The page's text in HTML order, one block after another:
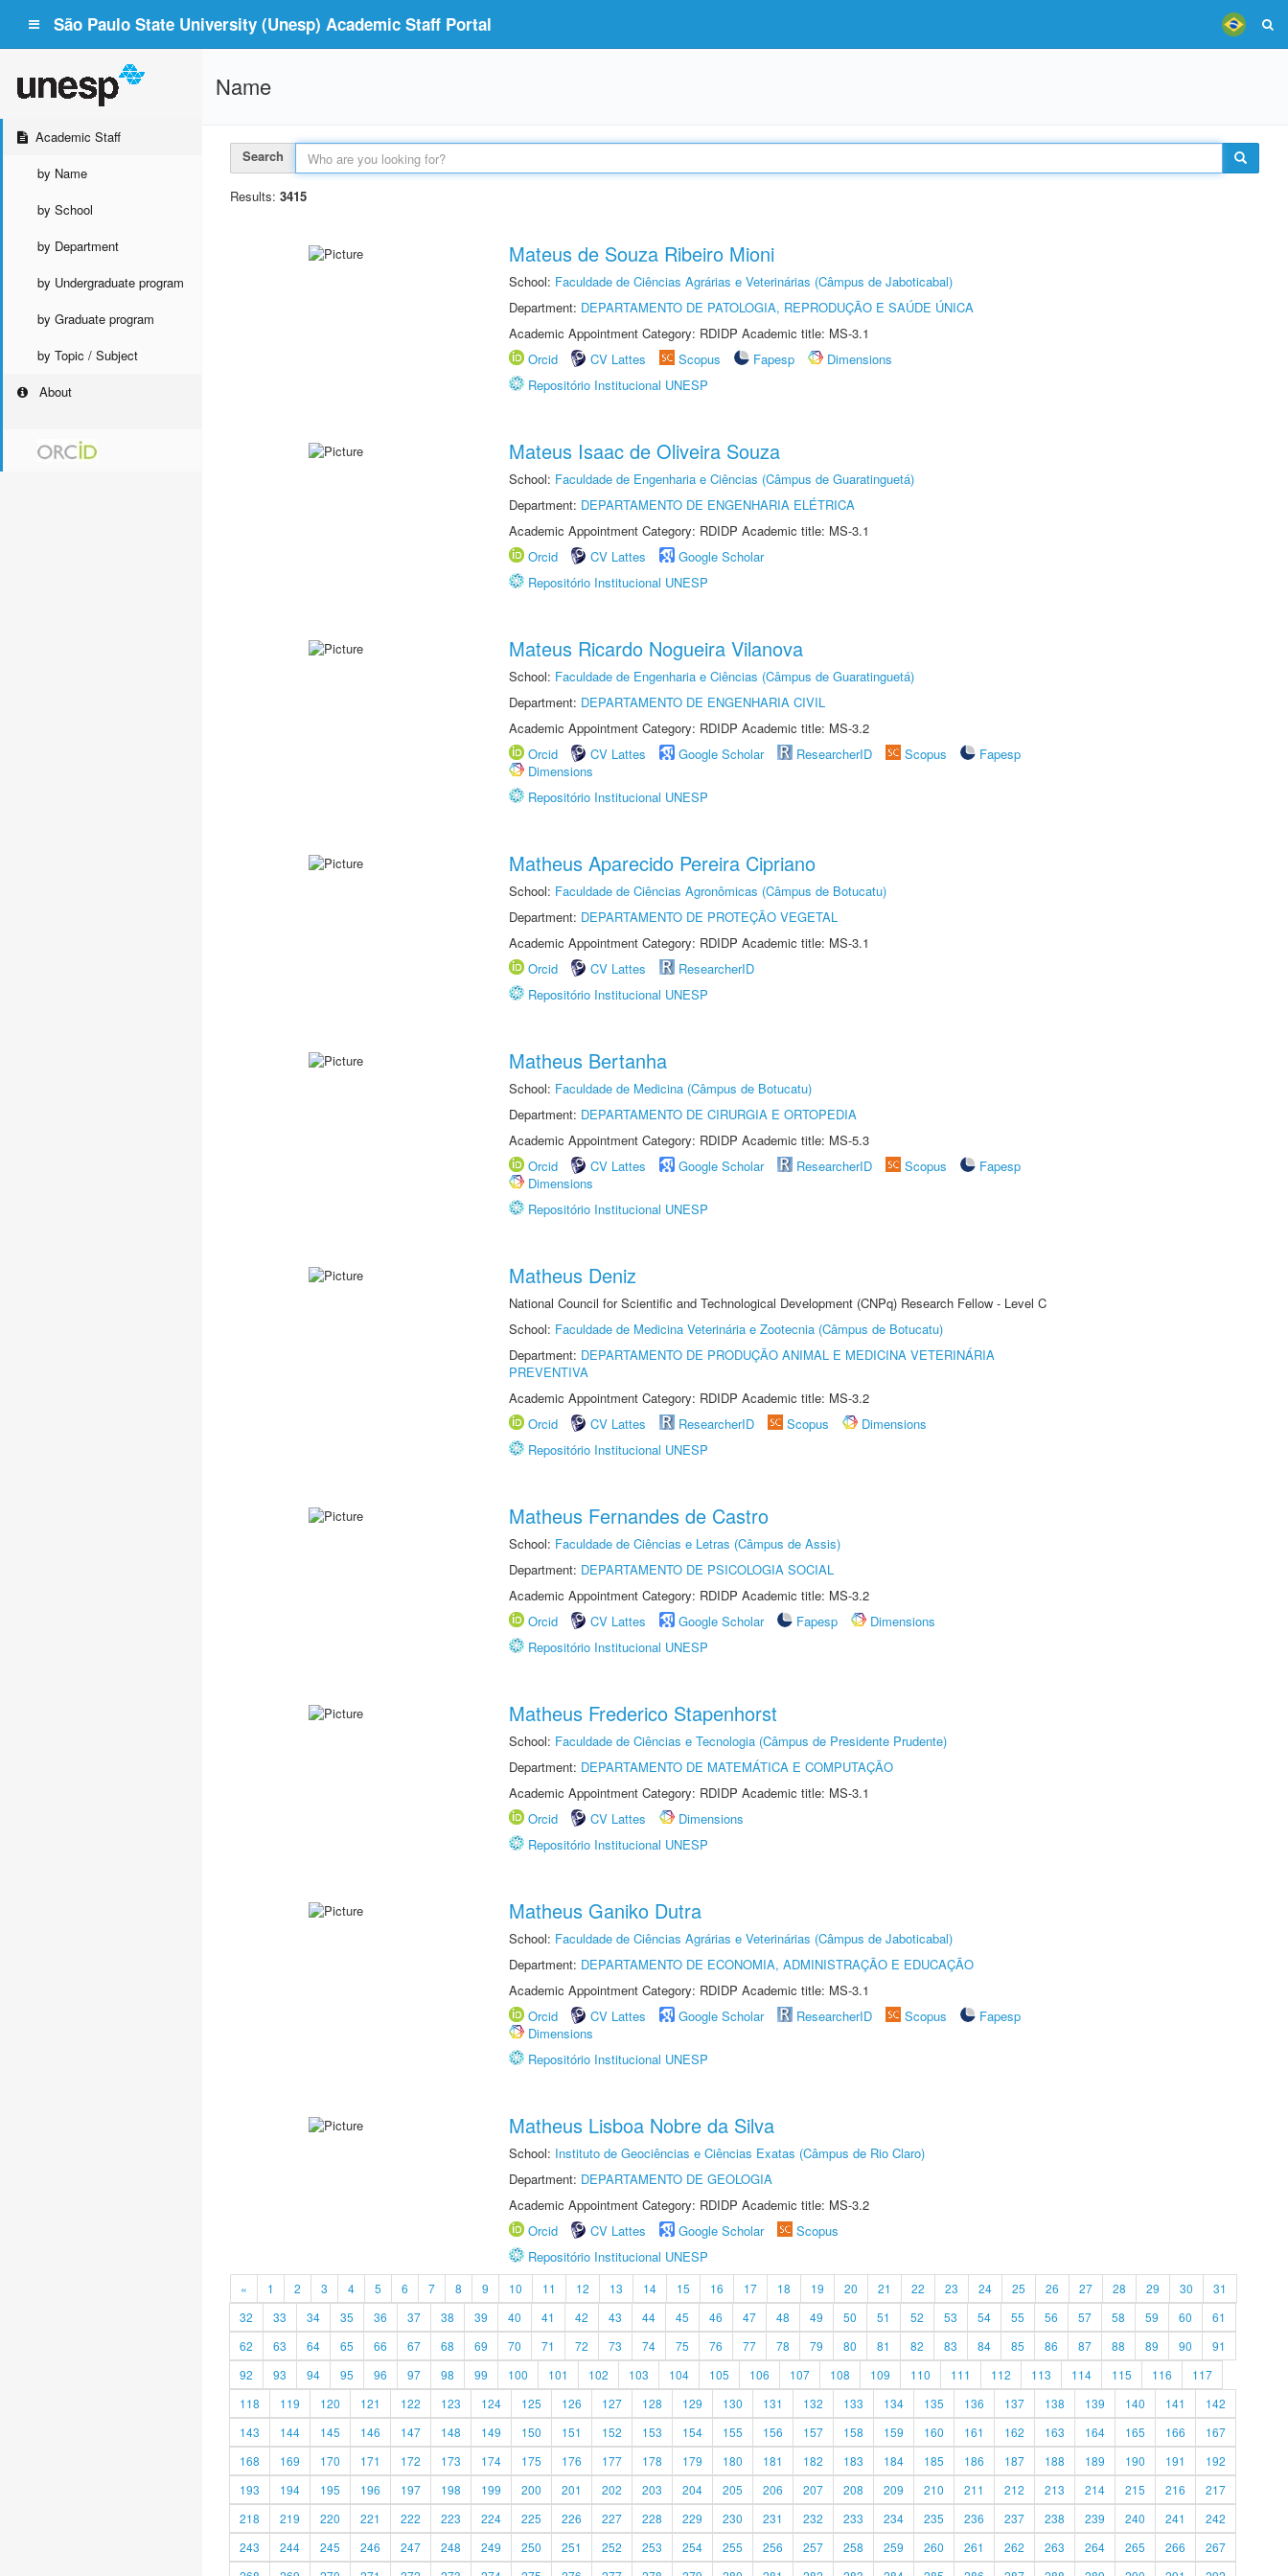
São Paulo State University (Unesp) Academic Staff Portal
Academic Staff
by Name
by School
by Department
by Undergraduate program
by Graduate program
by Topic / Subject
About
Name
Search
Results: 3415
Mateus de Souza Ribeiro Mioni
School: Faculdade de Ciências Agrárias e Veterinárias (Câmpus de Jaboticabal)
Department: DEPARTAMENTO DE PATOLOGIA, REPRODUÇÃO E SAÚDE ÚNICA
Academic Appointment Category: RDIDP Academic title: MS-3.1
Orcid
CV Lattes Scopus Fapesp
Dimensions
Repositório Institucional UNESP
Mateus Isaac de Oliveira Souza
School: Faculdade de Engenharia e Ciências (Câmpus de Guaratinguetá)
Department: DEPARTAMENTO DE ENGENHARIA ELÉTRICA
Academic Appointment Category: RDIDP Academic title: MS-3.1
Orcid
CV Lattes
Google Scholar
Repositório Institucional UNESP
Mateus Ricardo Nogueira Vilanova
School: Faculdade de Engenharia e Ciências (Câmpus de Guaratinguetá)
Department: DEPARTAMENTO DE ENGENHARIA CIVIL
Academic Appointment Category: RDIDP Academic title: MS-3.2
Orcid
CV Lattes Google Scholar ResearcherID Scopus
Fapesp
Dimensions
Repositório Institucional UNESP
Matheus Aparecido Pereira Cipriano
School: Faculdade de Ciências Agronômicas (Câmpus de Botucatu)
Department: DEPARTAMENTO DE PROTEÇÃO VEGETAL
Academic Appointment Category: RDIDP Academic title: MS-3.1
Orcid
CV Lattes
ResearcherID
Repositório Institucional UNESP
Matheus Bertanha
School: Faculdade de Medicina (Câmpus de Botucatu)
Department: DEPARTAMENTO DE CIRURGIA E ORTOPEDIA
Academic Appointment Category: RDIDP Academic title: MS-5.3
Orcid
CV Lattes Google Scholar ResearcherID Scopus
Fapesp
Dimensions
Repositório Institucional UNESP
Matheus Deniz
National Council for Scientific and Technological Development (CNPq) Research Fellow - Level C
School: Faculdade de Medicina Veterinária e Zootecnia (Câmpus de Botucatu)
Department: DEPARTAMENTO DE PRODUÇÃO ANIMAL E MEDICINA VETERINÁRIA
PREVENTIVA
Academic Appointment Category: RDIDP Academic title: MS-3.2
Orcid
CV Lattes ResearcherID Scopus
Dimensions
Repositório Institucional UNESP
Matheus Fernandes de Castro
School: Faculdade de Ciências e Letras (Câmpus de Assis)
Department: DEPARTAMENTO DE PSICOLOGIA SOCIAL
Academic Appointment Category: RDIDP Academic title: MS-3.2
Orcid
CV Lattes Google Scholar Fapesp
Dimensions
Repositório Institucional UNESP
Matheus Frederico Stapenhorst
School: Faculdade de Ciências e Tecnologia (Câmpus de Presidente Prudente)
Department: DEPARTAMENTO DE MATEMÁTICA E COMPUTAÇÃO
Academic Appointment Category: RDIDP Academic title: MS-3.1
Orcid
CV Lattes
Dimensions
Repositório Institucional UNESP
Matheus Ganiko Dutra
School: Faculdade de Ciências Agrárias e Veterinárias (Câmpus de Jaboticabal)
Department: DEPARTAMENTO DE ECONOMIA, ADMINISTRAÇÃO E EDUCAÇÃO
Academic Appointment Category: RDIDP Academic title: MS-3.1
Orcid
CV Lattes Google Scholar ResearcherID Scopus
Fapesp
Dimensions
Repositório Institucional UNESP
Matheus Lisboa Nobre da Silva
School: Instituto de Geociências e Ciências Exatas (Câmpus de Rio Claro)
Department: DEPARTAMENTO DE GEOLOGIA
Academic Appointment Category: RDIDP Academic title: MS-3.2
Orcid
CV Lattes Google Scholar
Scopus
Repositório Institucional UNESP
« 1 2 3 4 5 6 7 8 9 10 11 12 13 14 15 16 17 18 19 20 21 22 23 24 25 26 27 28 29 30
31
32
33 34 35 36 37 38 39 40 41 42 43 44 45 46 47 48 49 50 51 52 53 54 55 56 57 58 59 60
61
62
63 64 65 66 67 68 69 70 71 72 73 74 75 76 77 78 79 80 81 82 83 84 85 86 87 88 89 90
91
92
93 94 95 96 97 98 99 100 101 102 103 104 105 106 107 108 109 110 111 112 113 114 115 116
117
118
119 120 121 122 123 124 125 126 127 128 129 130 131 132 133 134 135 136 137 138 139 140 141
142
143
144 145 146 147 148 149 150 151 152 153 154 155 156 157 158 159 160 161 162 163 164 165 166
167
168
169 170 171 172 173 174 175 176 177 178 179 180 181 182 183 184 185 186 187 188 189 190 191
192
193
194 195 196 197 198 199 200 201 202 203 204 205 206 207 208 209 210 211 212 213 214 215 216
217
218
219 220 221 222 223 224 225 226 227 228 229 230 231 232 233 234 235 236 237 238 239 240 241
242
243
244 245 246 247 248 249 250 251 252 253 254 255 256 257 258 259 260 261 262 263 264 265 266
267